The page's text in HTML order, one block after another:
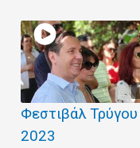
Φεστιβάλ Τρύγου
2023